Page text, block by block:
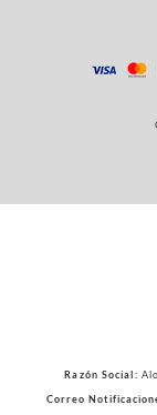
Razón Social:
Correo